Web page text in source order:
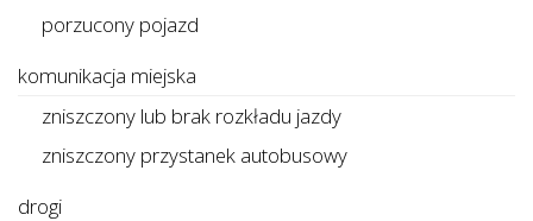
porzucony pojazd
komunikacja miejska
zniszczony lub brak rozkładu jazdy
zniszczony przystanek autobusowy
drogi